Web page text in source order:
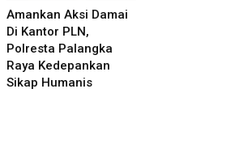
Amankan Aksi Damai
Di Kantor PLN,
Polresta Palangka
Raya Kedepankan
Sikap Humanis